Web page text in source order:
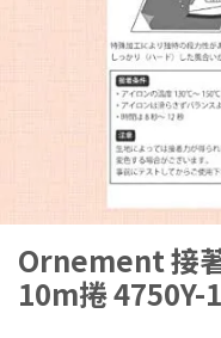
Ornement 接
10m捲 4750Y-